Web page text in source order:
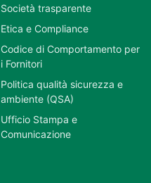
Società trasparente
Etica e Compliance
Codice di Comportamento per
i Fornitori
Politica qualità sicurezza e
ambiente (QSA)
Ufficio Stampa e
Comunicazione